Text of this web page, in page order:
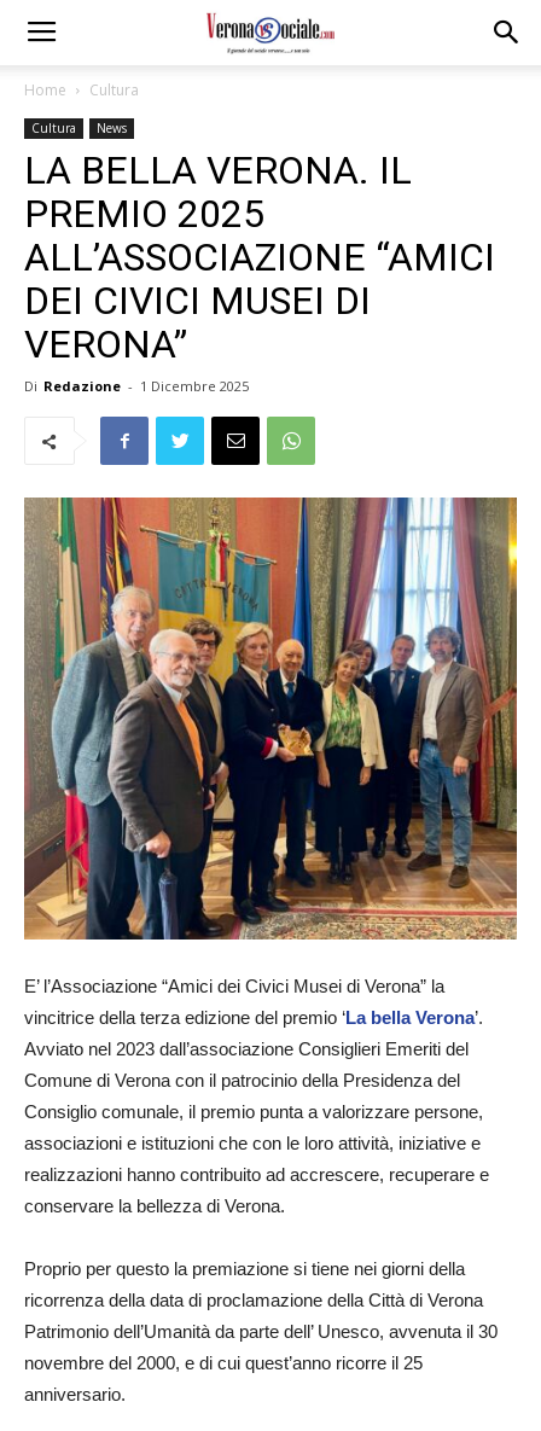
Home Cultura
Cultura News
LA BELLA VERONA. IL
PREMIO 2025
ALL’ASSOCIAZIONE “AMICI
DEI CIVICI MUSEI DI
VERONA”
Di Redazione - 1 Dicembre 2025
E’ l’Associazione “Amici dei Civici Musei di Verona” la
vincitrice della terza edizione del premio ‘La bella Verona’.
Avviato nel 2023 dall’associazione Consiglieri Emeriti del
Comune di Verona con il patrocinio della Presidenza del
Consiglio comunale, il premio punta a valorizzare persone,
associazioni e istituzioni che con le loro attività, iniziative e
realizzazioni hanno contribuito ad accrescere, recuperare e
conservare la bellezza di Verona.
Proprio per questo la premiazione si tiene nei giorni della
ricorrenza della data di proclamazione della Città di Verona
Patrimonio dell’Umanità da parte dell’ Unesco, avvenuta il 30
novembre del 2000, e di cui quest’anno ricorre il 25
anniversario.